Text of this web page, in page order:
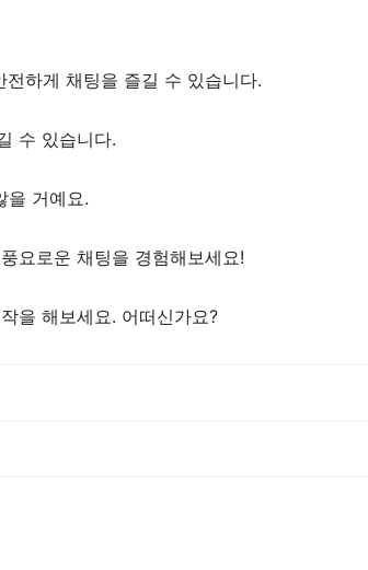
하게 채팅을 즐길 수 있습니다.
수 있습니다.
을 거예요.
요로운 채팅을 경험해보세요!
을 해보세요. 어떠신가요?